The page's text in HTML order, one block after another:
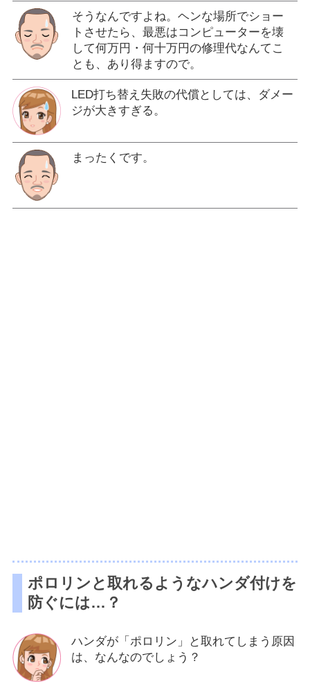
そうなんですよね。ヘンな場所でショー
トさせたら、最悪はコンピューターを壊
して何万円・何十万円の修理代なんてこ
とも、あり得ますので。
LED打ち替え失敗の代償としては、ダメー
ジが大きすぎる。
まったくです。
ポロリンと取れるようなハンダ付けを
防ぐには…？
ハンダが「ポロリン」と取れてしまう原因
は、なんなのでしょう？